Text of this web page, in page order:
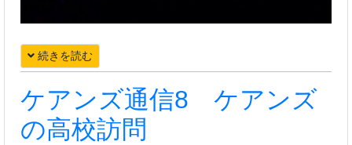
続きを読む
ケアンズ通信8 ケアンズ
の高校訪問